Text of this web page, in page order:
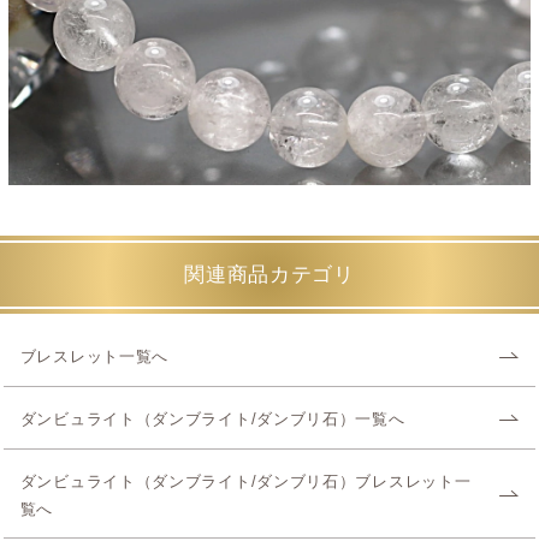
関連商品カテゴリ
ブレスレット一覧へ
ダンビュライト（ダンブライト/ダンブリ石）一覧へ
ダンビュライト（ダンブライト/ダンブリ石）ブレスレット一
覧へ